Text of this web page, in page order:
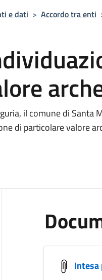
e dati > Accordo tra enti
il comune di Santa
di particolare valore